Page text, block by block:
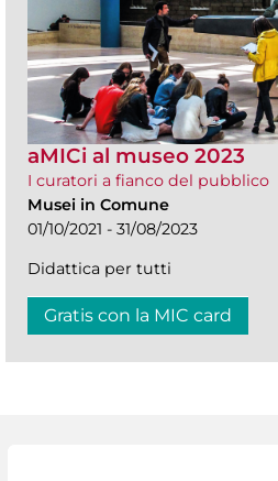
aMICi al museo 2023
I curatori a fianco del pubblico
Musei in Comune
01/10/2021 - 31/08/2023
Didattica per tutti
Gratis con la MIC card